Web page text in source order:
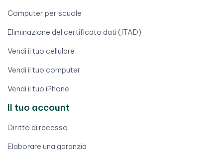
Computer per scuole
Eliminazione del certificato dati (ITAD)
Vendi il tuo cellulare
Vendi il tuo computer
Vendi il tuo iPhone
Il tuo account
Diritto di recesso
Elaborare una garanzia